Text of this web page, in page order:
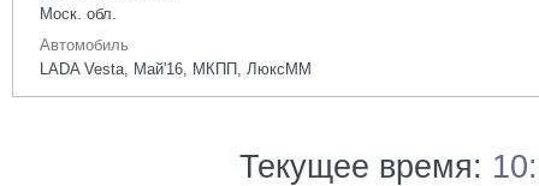
Моск. обл.
Автомобиль
LADA Vesta, Май'16, МКПП, ЛюксММ
Текущее время: